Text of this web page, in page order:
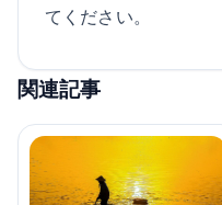
てください。
関連記事